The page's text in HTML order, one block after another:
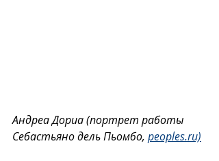
Андреа Дориа (портрет работы
Себастьяно дель Пьомбо, peoples.ru)